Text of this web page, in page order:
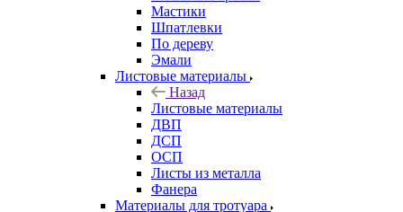
Мастики
Шпатлевки
По дереву
Эмали
Листовые материалы
Назад
Листовые материалы
ДВП
ДСП
ОСП
Листы из металла
Фанера
Материалы для тротуара